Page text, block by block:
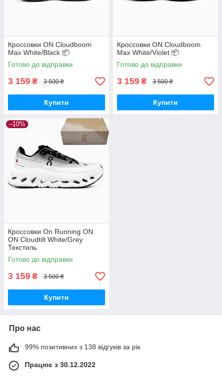
Кроссовки ON Cloudboom
Max White/Black 📦
Готово до відправки
3 159 ₴ 3 500 ₴
Купити
Кроссовки ON Cloudboom
Max White/Violet 📦
Готово до відправки
3 159 ₴ 3 500 ₴
Купити
–10%
Кроссовки On Running ON ​
ON Cloudtilt White/Grey
Текстиль
Готово до відправки
3 159 ₴ 3 500 ₴
Купити
Про нас
99% позитивних з 138 відгуків за рік
Працює з 30.12.2022